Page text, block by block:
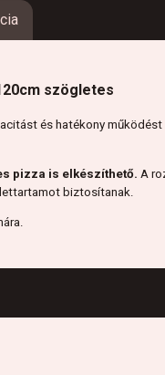
szögletes
és hatékony
pizza is elkészíthető. A
biztosítanak.